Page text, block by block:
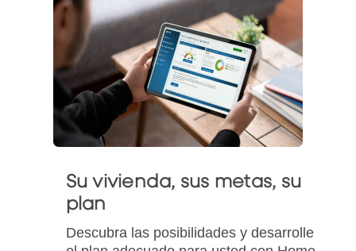
Su vivienda, sus metas, su
plan
Descubra las posibilidades y desarrolle